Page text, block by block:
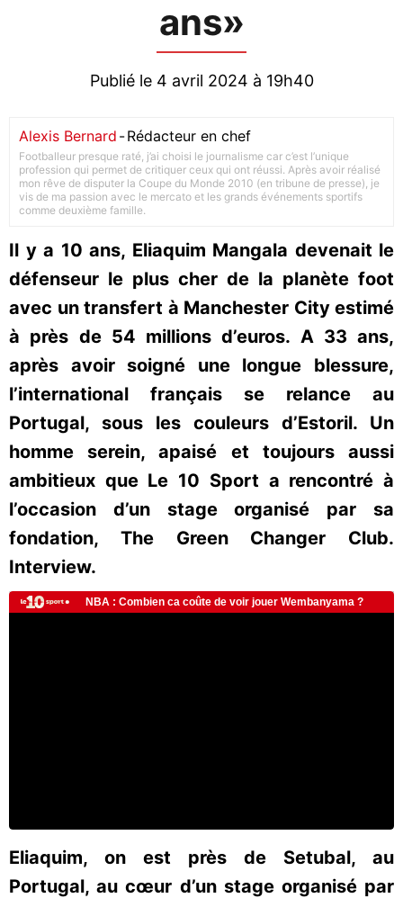
ans»
Publié le 4 avril 2024 à 19h40
Alexis Bernard -Rédacteur en chef
Footballeur presque raté, j’ai choisi le journalisme car c’est l’unique
profession qui permet de critiquer ceux qui ont réussi. Après avoir réalisé
mon rêve de disputer la Coupe du Monde 2010 (en tribune de presse), je
vis de ma passion avec le mercato et les grands événements sportifs
comme deuxième famille.
Il y a 10 ans, Eliaquim Mangala devenait le
défenseur le plus cher de la planète foot
avec un transfert à Manchester City estimé
à près de 54 millions d’euros. A 33 ans,
après avoir soigné une longue blessure,
l’international français se relance au
Portugal, sous les couleurs d’Estoril. Un
homme serein, apaisé et toujours aussi
ambitieux que Le 10 Sport a rencontré à
l’occasion d’un stage organisé par sa
fondation, The Green Changer Club.
Interview.
Eliaquim, on est près de Setubal, au
Portugal, au cœur d’un stage organisé par